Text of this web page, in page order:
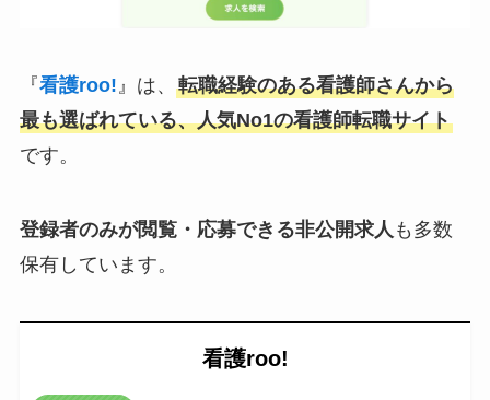
『看護roo! 』は、 転職経験のある看護師さんから
最も選ばれている、人気No1の看護師転職サイト
です。
登録者のみが閲覧・応募できる非公開求人 も多数
保有しています。
看護roo!